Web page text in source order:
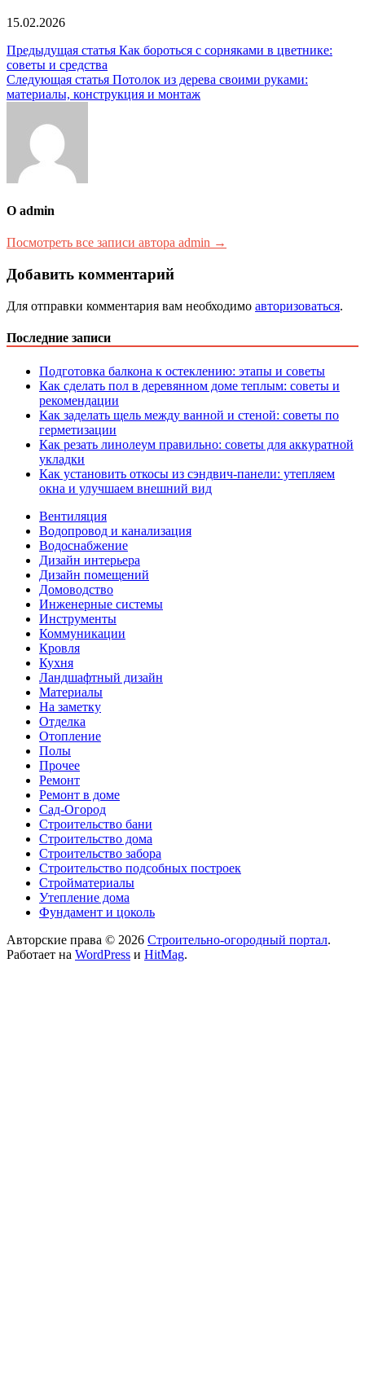
15.02.2026
Навигация
по
записям
Предыдущая статья Как бороться с сорняками в цветнике:
советы и средства
Следующая статья Потолок из дерева своими руками:
материалы, конструкция и монтаж
О admin
Посмотреть все записи автора admin →
Добавить комментарий
Для отправки комментария вам необходимо авторизоваться.
Последние записи
Подготовка балкона к остеклению: этапы и советы
Как сделать пол в деревянном доме теплым: советы и
рекомендации
Как заделать щель между ванной и стеной: советы по
герметизации
Как резать линолеум правильно: советы для аккуратной
укладки
Как установить откосы из сэндвич-панели: утепляем
окна и улучшаем внешний вид
Вентиляция
Водопровод и канализация
Водоснабжение
Дизайн интерьера
Дизайн помещений
Домоводство
Инженерные системы
Инструменты
Коммуникации
Кровля
Кухня
Ландшафтный дизайн
Материалы
На заметку
Отделка
Отопление
Полы
Прочее
Ремонт
Ремонт в доме
Сад-Огород
Строительство бани
Строительство дома
Строительство забора
Строительство подсобных построек
Стройматериалы
Утепление дома
Фундамент и цоколь
Авторские права © 2026 Строительно-огородный портал.
Работает на WordPress и HitMag.